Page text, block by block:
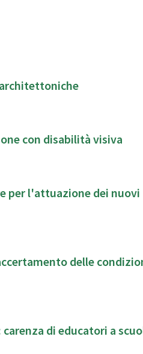
con disabilità visiva
l'attuazione dei nuovi
delle
di educatori a